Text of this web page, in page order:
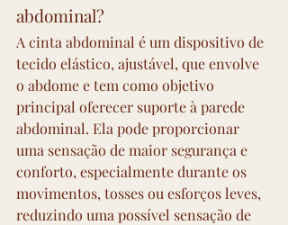
abdominal?
A cinta abdominal é um dispositivo de
tecido elástico, ajustável, que envolve
o abdome e tem como objetivo
principal oferecer suporte à parede
abdominal. Ela pode proporcionar
uma sensação de maior segurança e
conforto, especialmente durante os
movimentos, tosses ou esforços leves,
reduzindo uma possível sensação de